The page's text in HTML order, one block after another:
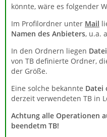
könnte, wäre es folgender
Im Profilordner unter Mail
Namen des Anbieters, u.a.
In den Ordnern liegen
von TB definierte Ordner,
der Größe.
Eine solche bekannte Datei
derzeit verwendeten TB in
Achtung alle Operationen
beendetm TB!